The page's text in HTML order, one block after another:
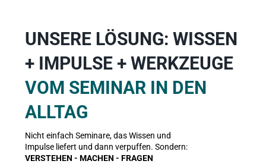
UNSERE LÖSUNG: WISSEN
+ IMPULSE + WERKZEUGE
VOM SEMINAR IN DEN
ALLTAG
Nicht einfach Seminare, das Wissen und
Impulse liefert und dann verpuffen. Sondern:
VERSTEHEN - MACHEN - FRAGEN